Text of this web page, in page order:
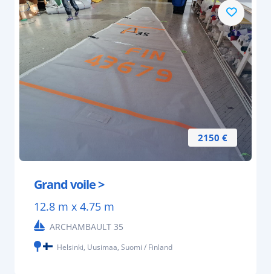
2150 €
Grand voile >
12.8 m x 4.75 m
ARCHAMBAULT 35
Helsinki, Uusimaa, Suomi / Finland